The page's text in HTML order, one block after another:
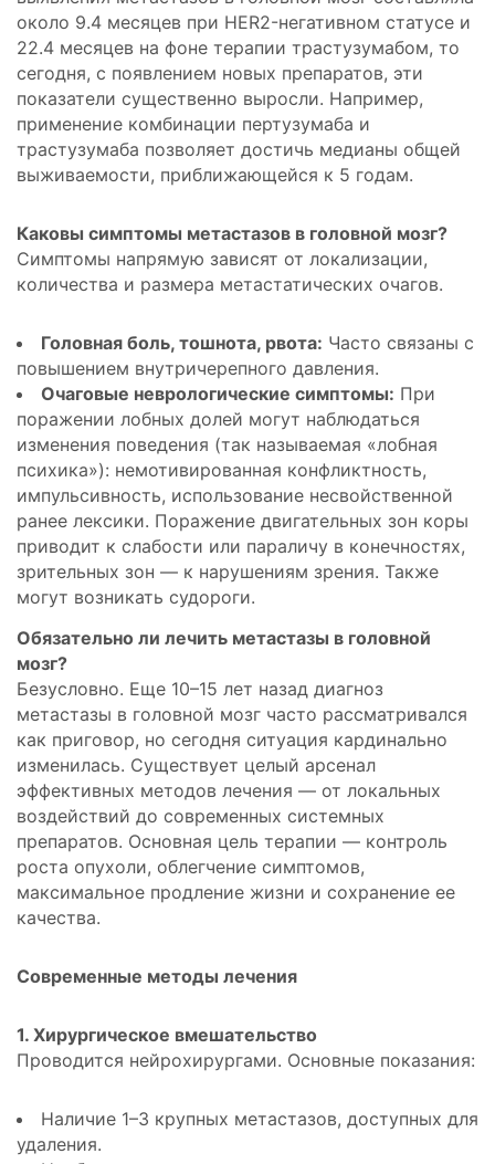
около 9.4 месяцев при HER2-негативном статусе и
22.4 месяцев на фоне терапии трастузумабом, то
сегодня, с появлением новых препаратов, эти
показатели существенно выросли. Например,
применение комбинации пертузумаба и
трастузумаба позволяет достичь медианы общей
выживаемости, приближающейся к 5 годам.
Каковы симптомы метастазов в головной мозг?
Симптомы напрямую зависят от локализации,
количества и размера метастатических очагов.
Головная боль, тошнота, рвота: Часто связаны с
повышением внутричерепного давления.
Очаговые неврологические симптомы: При
поражении лобных долей могут наблюдаться
изменения поведения (так называемая «лобная
психика»): немотивированная конфликтность,
импульсивность, использование несвойственной
ранее лексики. Поражение двигательных зон коры
приводит к слабости или параличу в конечностях,
зрительных зон — к нарушениям зрения. Также
могут возникать судороги.
Обязательно ли лечить метастазы в головной
мозг?
Безусловно. Еще 10–15 лет назад диагноз
метастазы в головной мозг часто рассматривался
как приговор, но сегодня ситуация кардинально
изменилась. Существует целый арсенал
эффективных методов лечения — от локальных
воздействий до современных системных
препаратов. Основная цель терапии — контроль
роста опухоли, облегчение симптомов,
максимальное продление жизни и сохранение ее
качества.
Современные методы лечения
1. Хирургическое вмешательство
Проводится нейрохирургами. Основные показания:
Наличие 1–3 крупных метастазов, доступных для
удаления.